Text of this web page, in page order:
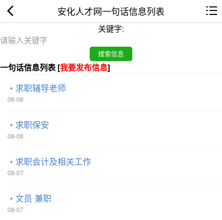
安化人才网一句话信息列表
关键字:
一句话信息列表 [我要发布信息]
求职辅导老师
08-08
求职保安
08-08
求职会计及相关工作
08-07
文员 兼职
08-07